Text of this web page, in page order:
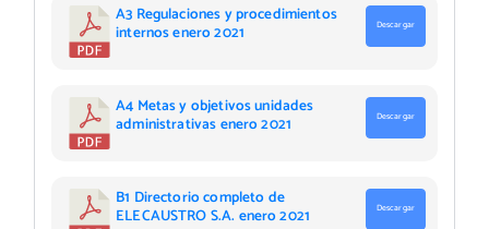
A3 Regulaciones y procedimientos
internos enero 2021 Descargar
A4 Metas y objetivos unidades
administrativas enero 2021 Descargar
B1 Directorio completo de
ELECAUSTRO S.A. enero 2021 Descargar